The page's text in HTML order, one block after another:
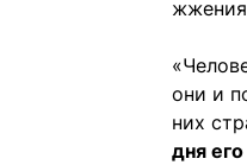
жжения
они и
них
дня